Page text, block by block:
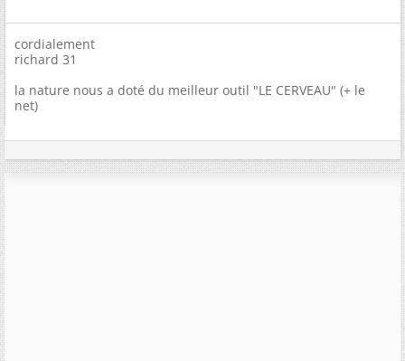
cordialement
richard 31
la nature nous a doté du meilleur outil "LE CERVEAU" (+ le
net)